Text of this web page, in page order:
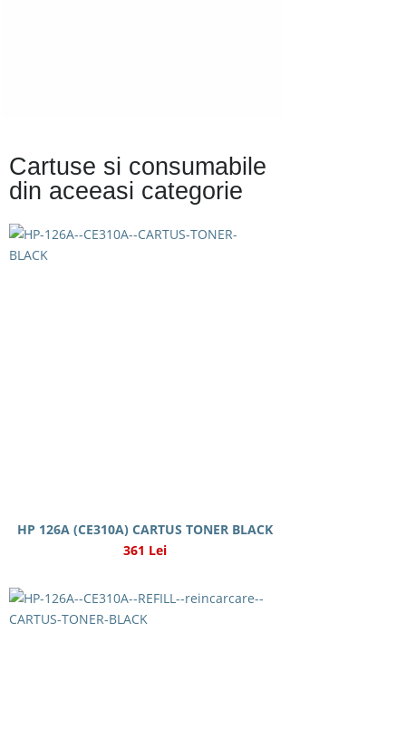
Cartuse si consumabile
din aceeasi categorie
HP 126A (CE310A) CARTUS TONER BLACK
361 Lei